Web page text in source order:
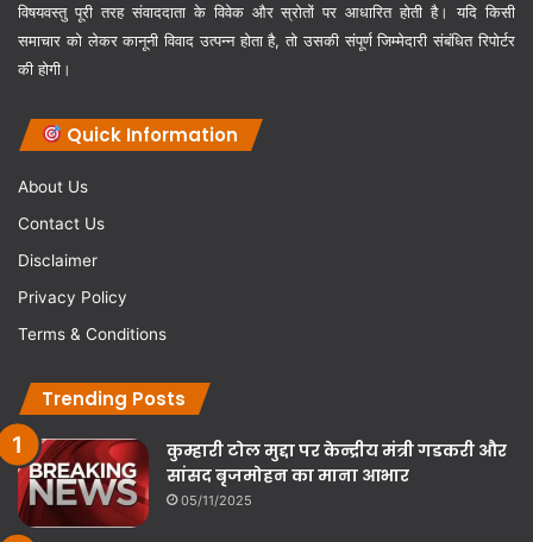
विषयवस्तु पूरी तरह संवाददाता के विवेक और स्रोतों पर आधारित होती है। यदि किसी
समाचार को लेकर कानूनी विवाद उत्पन्न होता है, तो उसकी संपूर्ण जिम्मेदारी संबंधित रिपोर्टर
की होगी।
Quick Information
About Us
Contact Us
Disclaimer
Privacy Policy
Terms & Conditions
Trending Posts
कुम्हारी टोल मुद्दा पर केन्द्रीय मंत्री गडकरी और
सांसद बृजमोहन का माना आभार
05/11/2025